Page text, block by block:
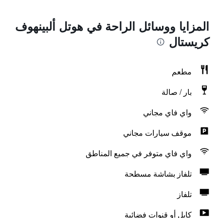
المزايا ووسائل الراحة في هوتل ألبينهوف
كريستال
مطعم
بار / صالة
واي فاي مجاني
موقف سيارات مجاني
واي فاي متوفر في جميع المناطق
تلفاز بشاشة مسطحة
تلفاز
كابل أو قنوات فضائية